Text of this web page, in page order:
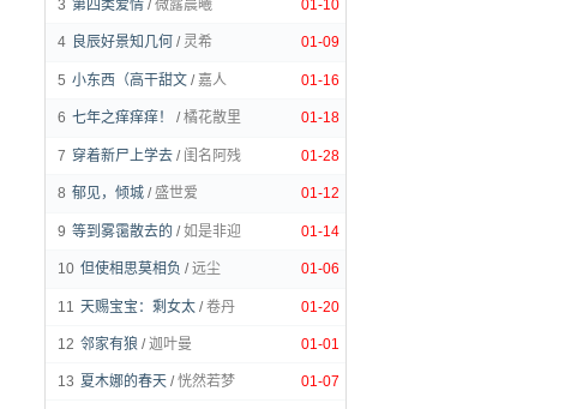
01-10
3 第四类爱情 /微露晨曦
01-09
4 良辰好景知几何 / 灵希
01-16
5 小东西（高干甜文 / 嘉人
01-18
6 七年之痒痒痒！ /橘花散里
01-28
7 穿着新尸上学去 / 闺名阿残
01-12
8 郁见，倾城 /盛世爱
01-14
9 等到雾霭散去的 /如是非迎
01-06
10 但使相思莫相负 /远尘
01-20
11 天赐宝宝：剩女太 /卷丹
01-01
12 邻家有狼 /迦叶曼
01-07
13 夏木娜的春天 /恍然若梦